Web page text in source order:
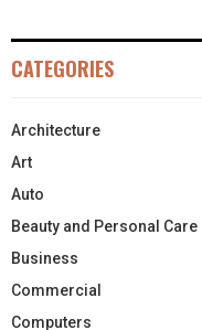
CATEGORIES
Architecture
Art
Auto
Beauty and Personal Care
Business
Commercial
Computers